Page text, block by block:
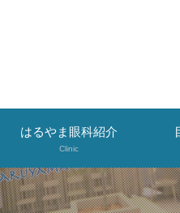
はるやま眼科紹介
Clinic